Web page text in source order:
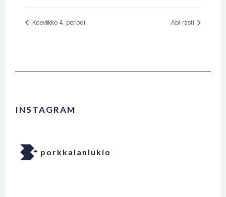
Koeviikko 4. periodi Abi-rästi
INSTAGRAM
porkkalanlukio